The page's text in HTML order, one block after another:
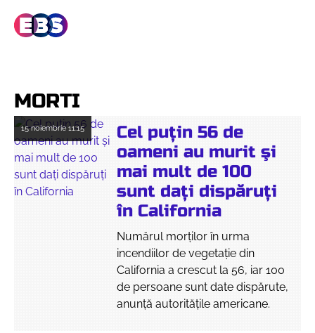
MORTI
15 noiembrie11:15
Cel puțin 56 de
oameni au murit şi
mai mult de 100
sunt daţi dispăruţi
în California
Numărul morților în urma
incendiilor de vegetație din
California a crescut la 56, iar 100
de persoane sunt date dispărute,
anunță autoritățile americane.